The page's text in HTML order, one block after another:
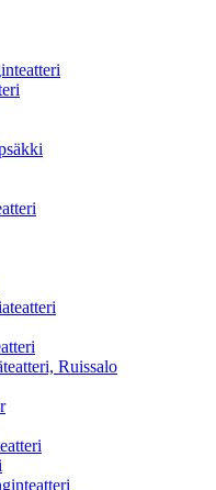
Ruissalo